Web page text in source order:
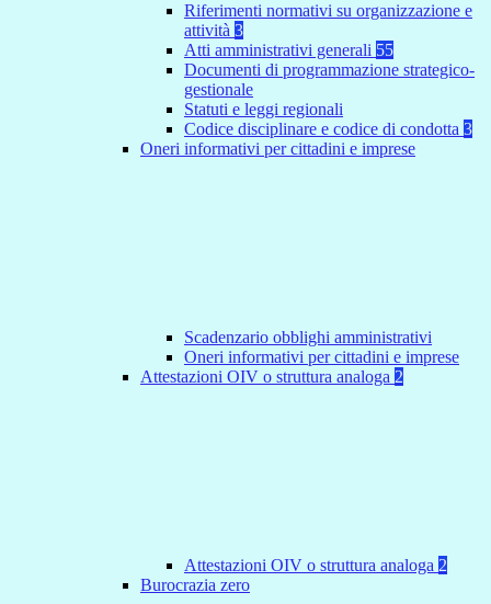
Riferimenti normativi su organizzazione e
attività 3
Atti amministrativi generali 55
Documenti di programmazione strategico-
gestionale
Statuti e leggi regionali
Codice disciplinare e codice di condotta 3
Oneri informativi per cittadini e imprese
Scadenzario obblighi amministrativi
Oneri informativi per cittadini e imprese
Attestazioni OIV o struttura analoga 2
Attestazioni OIV o struttura analoga 2
Burocrazia zero